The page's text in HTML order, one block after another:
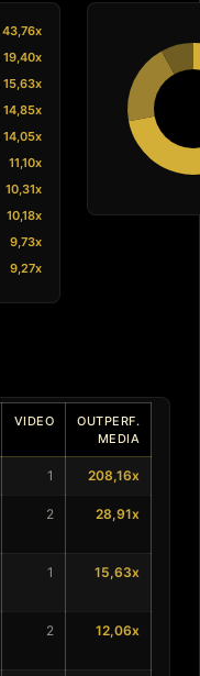
43,76x
19,40x
15,63x
14,85x
14,05x
11,10x
10,31x
10,18x
9,73x
9,27x
VIDEO
OUTPERF.
MEDIA
1 208,16x
2 28,91x
1 15,63x
2 12,06x